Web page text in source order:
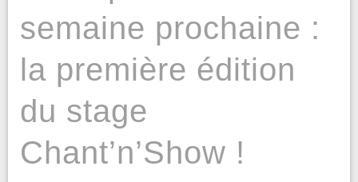
semaine prochaine :
la première édition
du stage
Chant’n’Show !